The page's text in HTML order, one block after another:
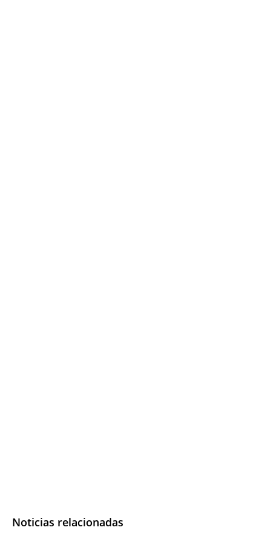
Noticias relacionadas